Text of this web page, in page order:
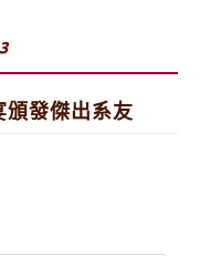
頒發傑出系友